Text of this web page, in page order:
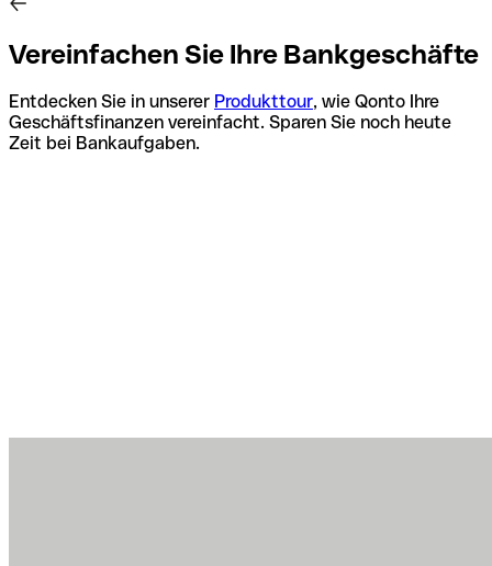
Vereinfachen Sie Ihre Bankgeschäfte
Entdecken Sie in unserer Produkttour, wie Qonto Ihre
Geschäftsfinanzen vereinfacht. Sparen Sie noch heute
Zeit bei Bankaufgaben.